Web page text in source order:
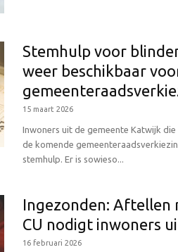
Stemhulp voor
weer beschikbaar
15 maart 2026
Inwoners uit de gemeente Katwijk
de komende
stemhulp. Er is sowieso...
Ingezonden: Aftellen
CU nodigt inwoners
16 februari 2026